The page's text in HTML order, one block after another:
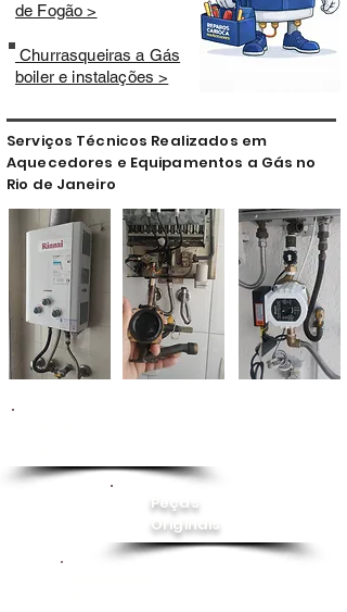
de Fogão >
Churrasqueiras a Gás
boiler e instalações >
Serviços Técnicos Realizados em
Aquecedores e Equipamentos a Gás no
Rio de Janeiro
Peças
Originais